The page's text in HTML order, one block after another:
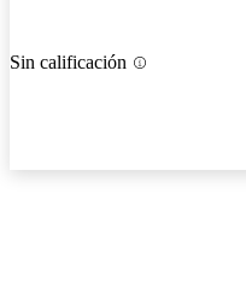
Sin calificación